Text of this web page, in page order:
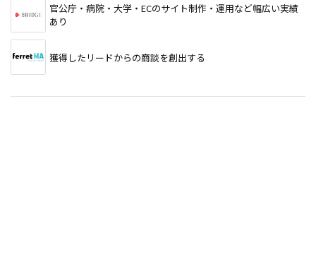
官公庁・病院・大学・ECのサイト制作・運用など幅広い実績
あり
獲得したリードからの商談を創出する